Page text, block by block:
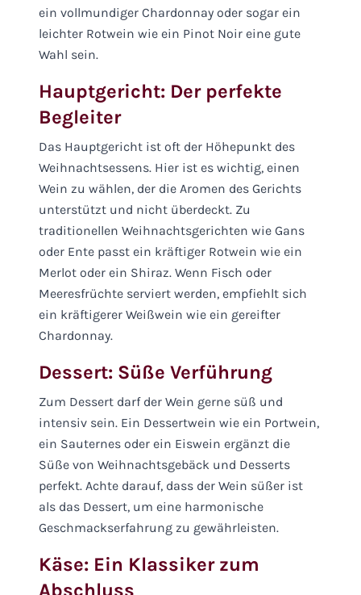
ein vollmundiger Chardonnay oder sogar ein
leichter Rotwein wie ein Pinot Noir eine gute
Wahl sein.
Hauptgericht: Der perfekte
Begleiter
Das Hauptgericht ist oft der Höhepunkt des
Weihnachtsessens. Hier ist es wichtig, einen
Wein zu wählen, der die Aromen des Gerichts
unterstützt und nicht überdeckt. Zu
traditionellen Weihnachtsgerichten wie Gans
oder Ente passt ein kräftiger Rotwein wie ein
Merlot oder ein Shiraz. Wenn Fisch oder
Meeresfrüchte serviert werden, empfiehlt sich
ein kräftigerer Weißwein wie ein gereifter
Chardonnay.
Dessert: Süße Verführung
Zum Dessert darf der Wein gerne süß und
intensiv sein. Ein Dessertwein wie ein Portwein,
ein Sauternes oder ein Eiswein ergänzt die
Süße von Weihnachtsgebäck und Desserts
perfekt. Achte darauf, dass der Wein süßer ist
als das Dessert, um eine harmonische
Geschmackserfahrung zu gewährleisten.
Käse: Ein Klassiker zum
Abschluss